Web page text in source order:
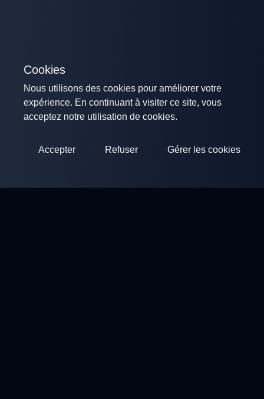
Cookies
Nous utilisons des cookies pour améliorer votre
expérience. En continuant à visiter ce site, vous
acceptez notre utilisation de cookies.
Accepter Refuser Gérer les cookies